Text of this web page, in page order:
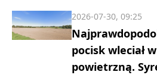
pocisk wleciał
powietrzną.
2026-07-30, 09:25